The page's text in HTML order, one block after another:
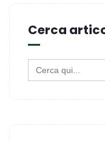
Cerca
Search
for: